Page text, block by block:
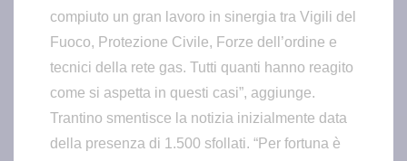
compiuto un gran lavoro in sinergia tra Vigili del
Fuoco, Protezione Civile, Forze dell’ordine e
tecnici della rete gas. Tutti quanti hanno reagito
come si aspetta in questi casi”, aggiunge.
Trantino smentisce la notizia inizialmente data
della presenza di 1.500 sfollati. “Per fortuna è